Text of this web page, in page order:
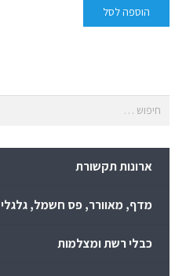
הוספה לסל
ארונות תקשורת
מדף, מאוורר, פס חשמל,
כבלי רשת ומצלמות